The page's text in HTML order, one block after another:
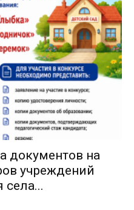
документов на
учреждений
села...